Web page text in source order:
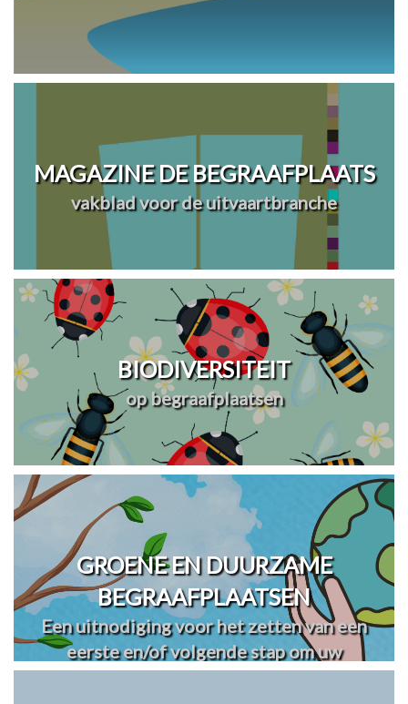
MAGAZINE DE BEGRAAFPLAATS
vakblad voor de uitvaartbranche
BIODIVERSITEIT
op begraafplaatsen
GROENE EN DUURZAME
BEGRAAFPLAATSEN
Een uitnodiging voor het zetten van een
eerste en/of volgende stap om uw
begraafplaats(en) te vergroenen en